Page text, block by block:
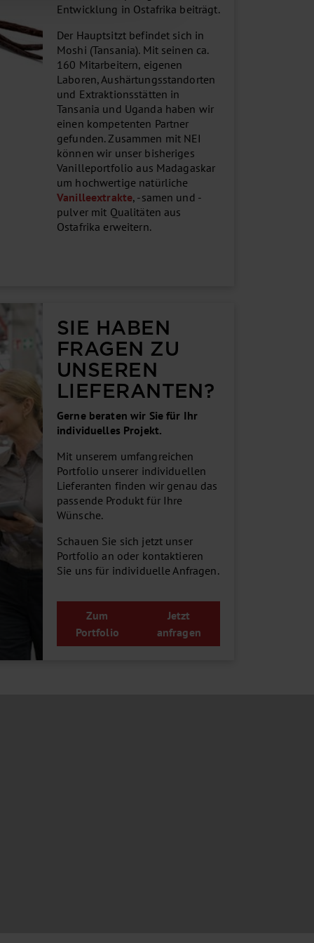
Entwicklung in Ostafrika beiträgt.
Der Hauptsitzt befindet sich in
Moshi (Tansania). Mit seinen ca.
160 Mitarbeitern, eigenen
Laboren, Aushärtungsstandorten
und Extraktionsstätten in
Tansania und Uganda haben wir
einen kompetenten Partner
gefunden. Zusammen mit NEI
können wir unser bisheriges
Vanilleportfolio aus Madagaskar
um hochwertige natürliche
Vanilleextrakte, -samen und -
pulver mit Qualitäten aus
Ostafrika erweitern.
SIE HABEN
FRAGEN ZU
UNSEREN
LIEFERANTEN?
Gerne beraten wir Sie für Ihr
individuelles Projekt.
Mit unserem umfangreichen
Portfolio unserer individuellen
Lieferanten finden wir genau das
passende Produkt für Ihre
Wünsche.
Schauen Sie sich jetzt unser
Portfolio an oder kontaktieren
Sie uns für individuelle Anfragen.
Zum
Portfolio
Jetzt
anfragen